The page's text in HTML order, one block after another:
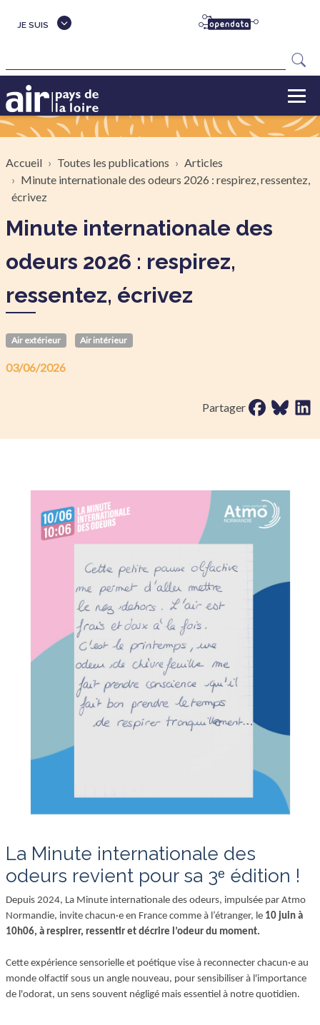
JE SUIS
Fil d'Ariane
Accueil Toutes les publications
Articles
Minute internationale des odeurs 2026 : respirez, ressentez,
écrivez
Minute internationale des
odeurs 2026 : respirez,
ressentez, écrivez
Air extérieur Air intérieur
03/06/2026
Partager Partager sur
Partager
La Minute internationale des
odeurs revient pour sa 3ᵉ édition !
Depuis 2024, La Minute internationale des odeurs, impulsée par Atmo
Normandie, invite chacun·e en France comme à l’étranger, le 10 juin à
10h06, à respirer, ressentir et décrire l’odeur du moment.
Cette expérience sensorielle et poétique vise à reconnecter chacun·e au
monde olfactif sous un angle nouveau, pour sensibiliser à l'importance
de l'odorat, un sens souvent négligé mais essentiel à notre quotidien.